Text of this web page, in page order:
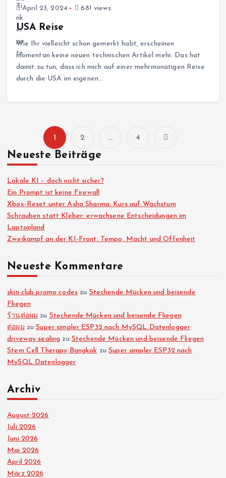
April 23, 2024
681 views
USA Reise
Wie Ihr vielleicht schon gemerkt habt, erscheinen
momentan keine neuen technischen Artikel mehr. Das hat
damit zu tun, dass ich mich auf einer mehrmonatigen Reise
durch die USA im eigenen…
i
t
e
n
n
u
m
1 2 … 4
Neueste Beiträge
Lokale KI – doch nicht sicher?
Ein Prompt ist keine Firewall
Xbox-Reset unter Asha Sharma: Kurs auf Wachstum
Schrauben statt Kleber: erwachsene Entscheidungen im
Laptopland
Zweikampf an der KI-Front: Tempo, Macht und Offenheit
Neueste Kommentare
skin club promo codes zu Stechende Mücken und beisende
Fliegen
ร้านต่อผม zu Stechende Mücken und beisende Fliegen
ต่อผม zuSuper simpler ESP32 nach MySQL Datenlogger
driveway sealing zu Stechende Mücken und beisende Fliegen
Stem Cell Therapy Bangkok zuSuper simpler ESP32 nach
MySQL Datenlogger
Archiv
August 2026
Juli 2026
Juni 2026
Mai 2026
April 2026
März 2026